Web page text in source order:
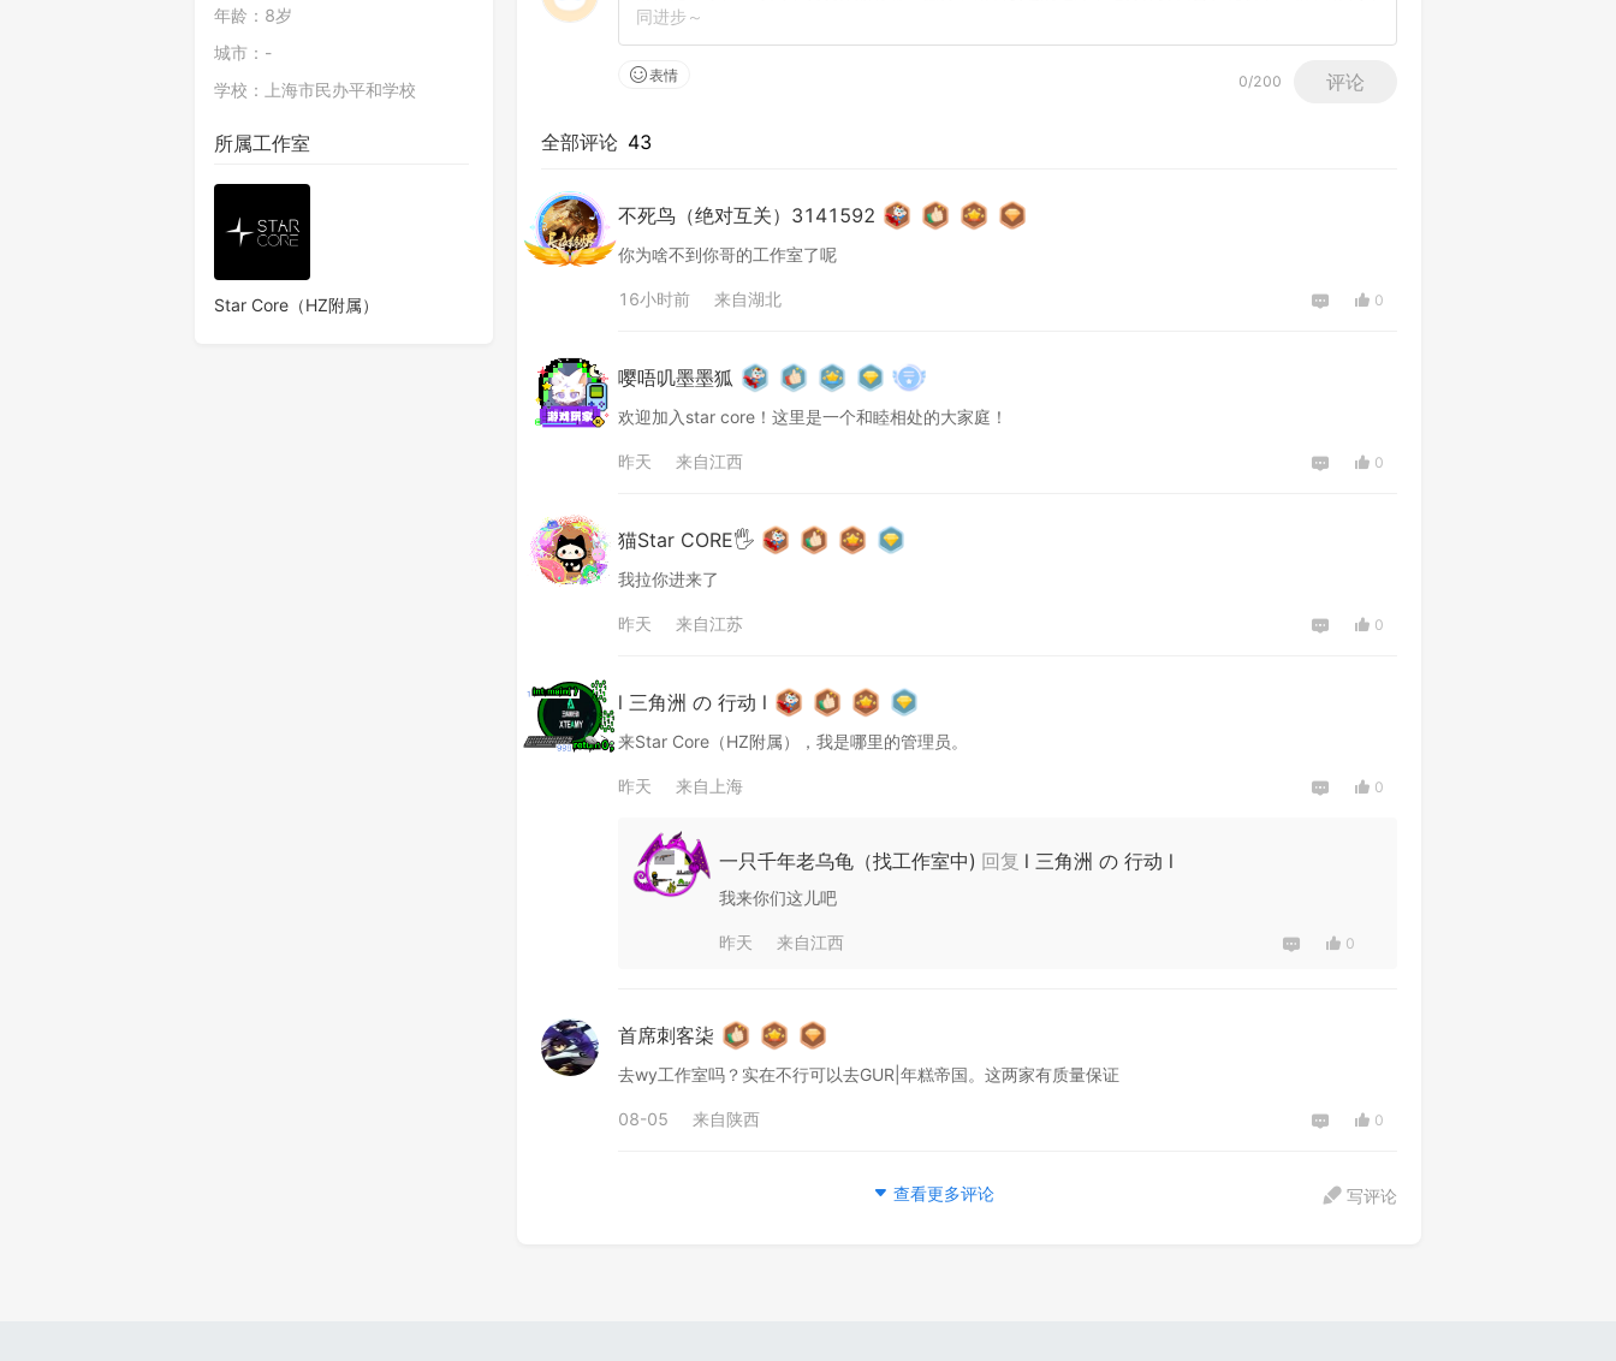
年龄： 8岁
城市： -
学校：
上海市民办平和学校
所属工作室
Star Core（HZ附属）
表情 0/200 评论
全部评论 43
不死鸟（绝对互关）3141592
你为啥不到你哥的工作室了呢
16小时前 来自湖北 0
嘤唔叽墨墨狐
欢迎加入star core！这里是一个和睦相处的大家庭！
昨天 来自江西 0
猫Star CORE🖐
我拉你进来了
昨天 来自江苏 0
l 三角洲 の 行动 l
来Star Core（HZ附属），我是哪里的管理员。
昨天 来自 上海 0
一只千年老乌龟（找工作室中) 回复 l 三角洲 の 行动 l
我来你们这儿吧
昨天 来自江西 0
首席刺客柒
去wy工作室吗？实在不行可以去GUR|年糕帝国。这两家有质量保证
08-05 来自陕西 0
查看更多评论 写评论